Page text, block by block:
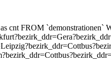
cnt FROM